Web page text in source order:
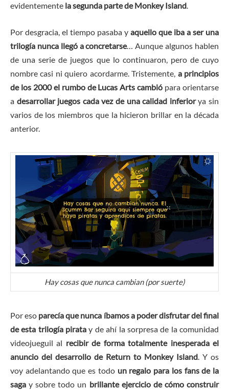
evidentemente la segunda parte de Monkey Island.
Por desgracia, el tiempo pasaba y aquello que iba a ser una
trilogía nunca llegó a concretarse… Aunque algunos hablen
de una serie de juegos que lo continuaron, pero de cuyo
nombre casi ni quiero acordarme. Tristemente, a principios
de los 2000 el rumbo de Lucas Arts cambió para orientarse
a desarrollar juegos cada vez de una calidad inferiorya sin
varios de los miembros que la hicieron brillar en la década
anterior.
Hay cosas que nunca cambian (por suerte)
Por eso parecía que nunca íbamos a poder disfrutar del final
de esta trilogía pirata y de ahí la sorpresa de la comunidad
videojueguil al recibir de forma totalmente inesperada el
anuncio del desarrollo de Return to Monkey Island. Y os
voy adelantando que es todo un regalo para los fans de la
saga y sobre todo un brillante ejercicio de cómo construir